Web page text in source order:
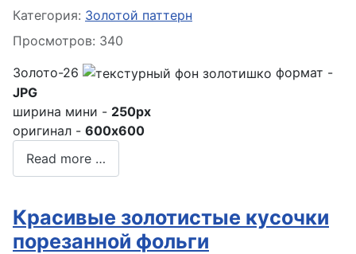
Информация о материале
Категория: Золотой паттерн
Просмотров: 340
Золото-26
формат -
JPG
ширина мини - 250px
оригинал - 600x600
Read more …
Красивые золотистые кусочки
порезанной фольги